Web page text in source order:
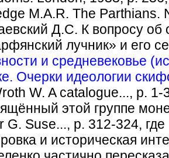
М.A.R. The Parthians.
Д.С. К вопросу
лучник» и его
и средневековье
Очерки идеологии
W. A catalogue..., p.
этой группе
G. Suse..., p. 312-324,
и историческая